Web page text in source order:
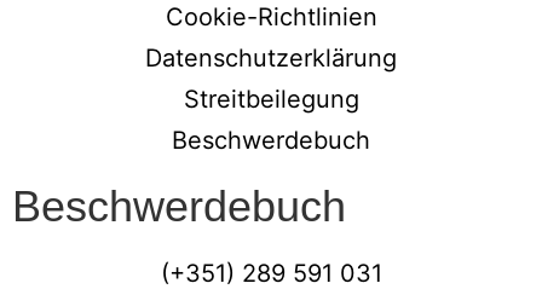
Cookie-Richtlinien
Datenschutzerklärung
Streitbeilegung
Beschwerdebuch
Beschwerdebuch
(+351) 289 591 031